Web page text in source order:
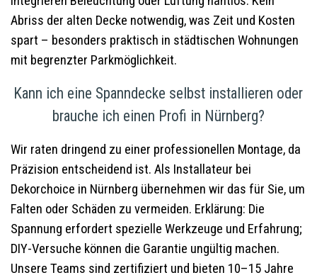
Abriss der alten Decke notwendig, was Zeit und Kosten
spart – besonders praktisch in städtischen Wohnungen
mit begrenzter Parkmöglichkeit.
Kann ich eine Spanndecke selbst installieren oder
brauche ich einen Profi in Nürnberg?
Wir raten dringend zu einer professionellen Montage, da
Präzision entscheidend ist. Als Installateur bei
Dekorchoice in Nürnberg übernehmen wir das für Sie, um
Falten oder Schäden zu vermeiden. Erklärung: Die
Spannung erfordert spezielle Werkzeuge und Erfahrung;
DIY-Versuche können die Garantie ungültig machen.
Unsere Teams sind zertifiziert und bieten 10–15 Jahre